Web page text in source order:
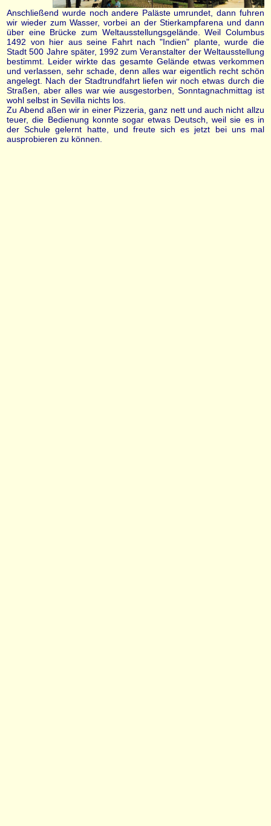
Anschließend wurde noch andere Paläste umrundet, dann fuhren
wir wieder zum Wasser, vorbei an der Stierkampfarena und dann
über eine Brücke zum Weltausstellungsgelände. Weil Columbus
1492 von hier aus seine Fahrt nach "Indien" plante, wurde die
Stadt 500 Jahre später, 1992 zum Veranstalter der Weltausstellung
bestimmt. Leider wirkte das gesamte Gelände etwas verkommen
und verlassen, sehr schade, denn alles war eigentlich recht schön
angelegt. Nach der Stadtrundfahrt liefen wir noch etwas durch die
Straßen, aber alles war wie ausgestorben, Sonntagnachmittag ist
wohl selbst in Sevilla nichts los.
Zu Abend aßen wir in einer Pizzeria, ganz nett und auch nicht allzu
teuer, die Bedienung konnte sogar etwas Deutsch, weil sie es in
der Schule gelernt hatte, und freute sich es jetzt bei uns mal
ausprobieren zu können.